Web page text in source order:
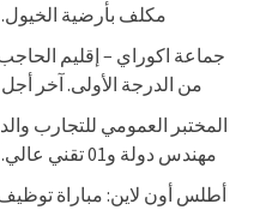
مكلف بأرضية الخيول. آخر أجل
من الدرجة الأولى. آخر أجل للترشيح
مهندس دولة و01 تقني عالي. آخر أجل هو 02 يونيو 2023